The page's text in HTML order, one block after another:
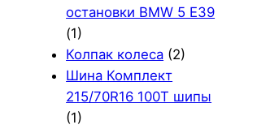
остановки BMW 5 E39
(1)
Колпак колеса (2)
Шина Комплект
215/70R16 100T шипы
(1)